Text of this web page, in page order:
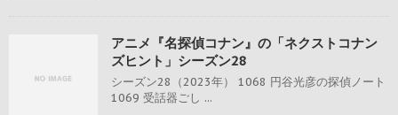
アニメ『名探偵コナン』の「ネクストコナン
ズヒント」シーズン28
シーズン28（2023年） 1068 円谷光彦の探偵ノート
1069 受話器ごし ...